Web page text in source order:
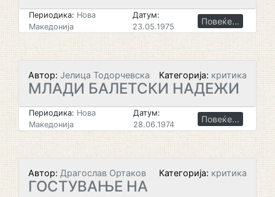
Периодика: Нова
Македонија
Датум:
23.05.1975
Повеќе...
Автор: Јелица Тодорчевска Категорија: критика
МЛАДИ БАЛЕТСКИ НАДЕЖИ
Периодика: Нова
Македонија
Датум:
28.06.1974
Повеќе...
Автор: Драгослав Ортаков Категорија: критика
ГОСТУВАЊЕ НА